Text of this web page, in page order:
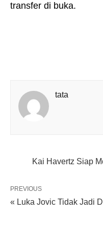
transfer di buka.
tata
Kai Havertz Siap
PREVIOUS
« Luka Jovic Tidak Jadi